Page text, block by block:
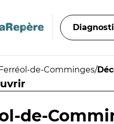
de-Comminges/
de-